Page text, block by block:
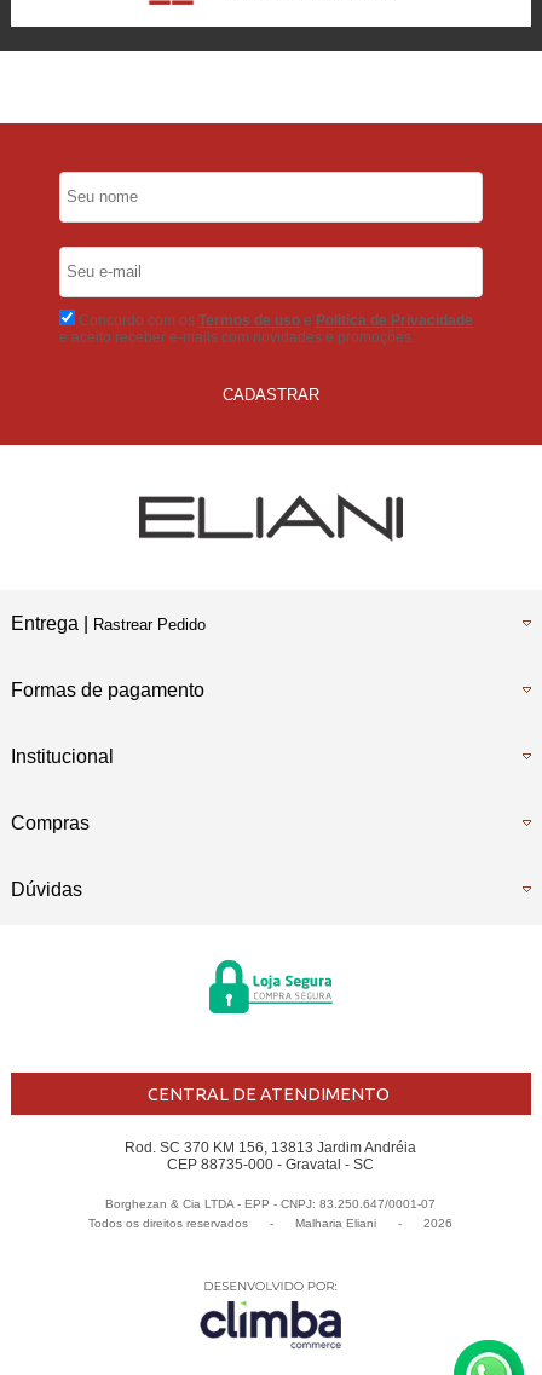
Concordo com os Termos de usoe Politica de Privacidade
e aceito receber e-mails com novidades e promoções.
CADASTRAR
Entrega | Rastrear Pedido
Formas de pagamento
Institucional
Compras
Dúvidas
CENTRAL DE ATENDIMENTO
Rod. SC 370 KM 156, 13813 Jardim Andréia
CEP 88735-000 - Gravatal - SC
Borghezan & Cia LTDA - EPP - CNPJ: 83.250.647/0001-07
Todos os direitos reservados
- Malharia Eliani - 2026